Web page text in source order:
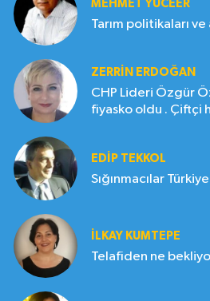
MEHMET YÜCEER
Tarım politikaları ve
ZERRIN ERDOĞAN
CHP Lideri Özgür
fiyasko oldu . Çiftçi
EDIP TEKKOL
Sığınmacılar
İLKAY KUMTEPE
Telafiden ne